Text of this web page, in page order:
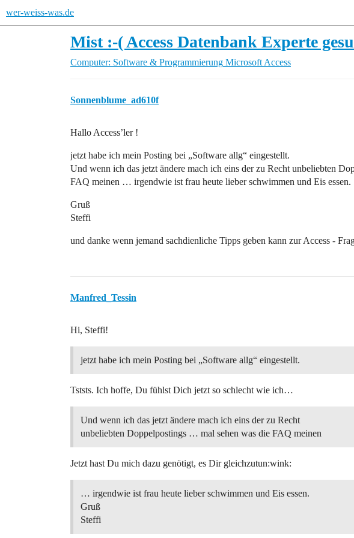
wer-weiss-was.de
Mist :-( Access Datenbank Experte
Computer: Software & Programmierung Microsoft Access
Sonnenblume_ad610f
Hallo Access’ler !
jetzt habe ich mein Posting bei „Software allg“ eingestellt.
Und wenn ich das jetzt ändere mach ich eins der zu Recht unbeliebten
FAQ meinen … irgendwie ist frau heute lieber schwimmen und Eis essen.
Gruß
Steffi
und danke wenn jemand sachdienliche Tipps geben kann zur Access -
Manfred_Tessin
Hi, Steffi!
jetzt habe ich mein Posting bei „Software allg“ eingestellt.
Tststs. Ich hoffe, Du fühlst Dich jetzt so schlecht wie ich…
Und wenn ich das jetzt ändere mach ich eins der zu Recht
unbeliebten Doppelpostings … mal sehen was die FAQ meinen
Jetzt hast Du mich dazu genötigt, es Dir gleichzutun:wink:
… irgendwie ist frau heute lieber schwimmen und Eis essen.
Gruß
Steffi